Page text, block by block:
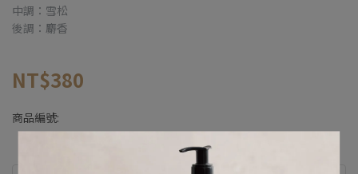
中調：雪松
後調：麝香
NT$380
商品編號: